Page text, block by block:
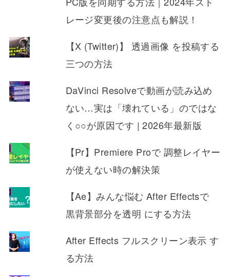
レージ変更後の注意点も解説！
【X (Twitter)】 透過画像 を投稿する
三つの方法
DaVinci Resolveで動画が読み込め
ない…実は「壊れている」のではな
く○○が原因です | 2026年最新版
【Pr】Premiere Proで 調整レイヤー
が使えない時の解決策
【Ae】みんな悩む After Effectsで
黒背景部分を透明 にする方法
After Effects フルスクリーン表示 す
る方法